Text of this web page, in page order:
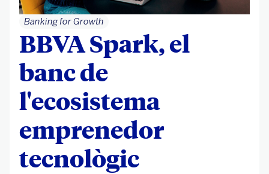
Banking for Growth
BBVA Spark, el
banc de
l'ecosistema
emprenedor
tecnològic